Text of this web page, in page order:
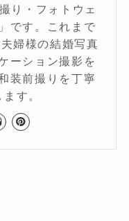
り・フォトウェ
です。これまで
婦様の結婚写真
ーション撮影を
装前撮りを丁寧
す。